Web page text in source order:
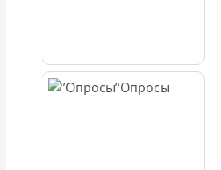
Опросы